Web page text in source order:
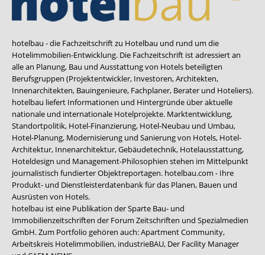
hotelbau - die Fachzeitschrift zu Hotelbau und rund um die
Hotelimmobilien-Entwicklung. Die Fachzeitschrift ist adressiert an
alle an Planung, Bau und Ausstattung von Hotels beteiligten
Berufsgruppen (Projektentwickler, Investoren, Architekten,
Innenarchitekten, Bauingenieure, Fachplaner, Berater und Hoteliers).
hotelbau liefert Informationen und Hintergründe über aktuelle
nationale und internationale Hotelprojekte. Marktentwicklung,
Standortpolitik, Hotel-Finanzierung, Hotel-Neubau und Umbau,
Hotel-Planung, Modernisierung und Sanierung von Hotels, Hotel-
Architektur, Innenarchitektur, Gebäudetechnik, Hotelausstattung,
Hoteldesign und Management-Philosophien stehen im Mittelpunkt
journalistisch fundierter Objektreportagen. hotelbau.com - Ihre
Produkt- und Dienstleisterdatenbank für das Planen, Bauen und
Ausrüsten von Hotels.
hotelbau ist eine Publikation der Sparte Bau- und
Immobilienzeitschriften der Forum Zeitschriften und Spezialmedien
GmbH. Zum Portfolio gehören auch:Apartment Community,
Arbeitskreis Hotelimmobilien, industrieBAU, Der Facility Manager